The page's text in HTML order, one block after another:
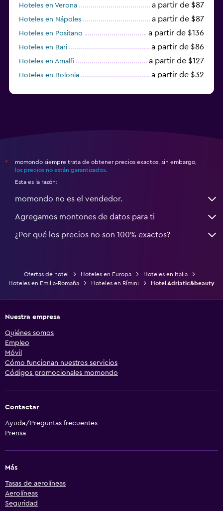
Hoteles en Verona a partir de $87
Hoteles en Nápoles a partir de $87
Hoteles en Positano a partir de $136
Hoteles en Bari a partir de $86
Hoteles en Amalfi a partir de $127
Hoteles en Bolonia a partir de $32
*
momondo siempre trata de obtener precios exactos, sin embargo,
los precios no están garantizados
Esta es la razón:
momondo no es el vendedor.
Agregamos montones de datos para ti
¿Por qué los precios no son 100% exactos?
Ofertas de hotel Hoteles en Europa
Hoteles en Italia
Hoteles en Emilia-Romaña
Hoteles en Rímini Hotel Adriatic&beauty
Nuestra empresa
Quiénes somos
Empleo
Móvil
Cómo funcionan nuestros servicios
Códigos promocionales momondo
Contactar
Ayuda/Preguntas frecuentes
Prensa
Más
Tasas de aerolíneas
Aerolíneas
Seguridad